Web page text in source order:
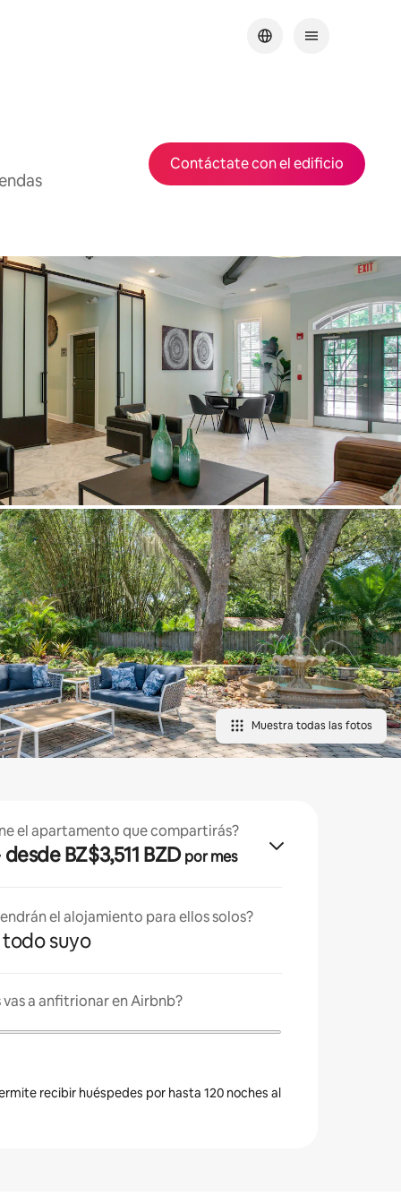
Contáctate con el edificio
Muestra todas las fotos
el apartamento que compartirás?
· desde BZ$3,511 BZDpor mes
el alojamiento para ellos solos?
todo suyo
a anfitrionar en Airbnb?
recibir huéspedes por hasta 120 noches al